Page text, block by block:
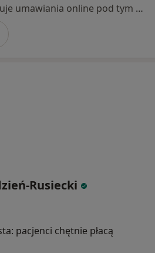
Specjalista nie oferuje umawiania online pod tym adresem.
Rusiecki
pacjenci chętnie płacą